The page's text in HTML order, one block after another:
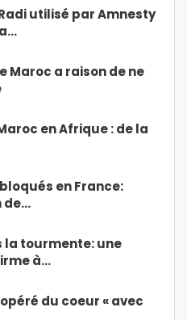
utilisé par Amnesty
Maroc a raison de ne
en Afrique : de la
en France:
de…
la tourmente: une
à…
du coeur « avec